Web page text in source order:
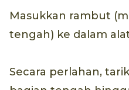
Masukkan rambut
tengah) ke dalam
Secara perlahan,